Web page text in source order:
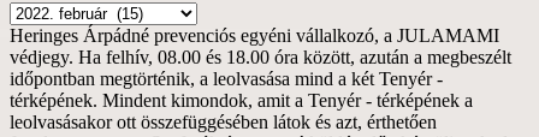
https://julamami.com
Ismerve
a
generációs
feladatod,
tán
Heringes Árpádné prevenciós egyéni vállalkozó, a JULAMAMI
védjegy. Ha felhív, 08.00 és 18.00 óra között, azután a megbeszélt
időpontban megtörténik, a leolvasása mind a két Tenyér -
térképének. Mindent kimondok, amit a Tenyér - térképének a
leolvasásakor ott összefüggésében látok és azt, érthetően